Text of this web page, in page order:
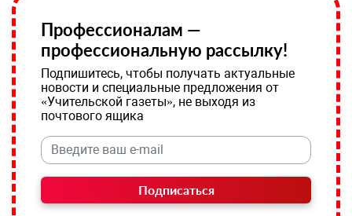
Профессионалам —
профессиональную рассылку!
Подпишитесь, чтобы получать актуальные
новости и специальные предложения от
«Учительской газеты», не выходя из
почтового ящика
Подписаться